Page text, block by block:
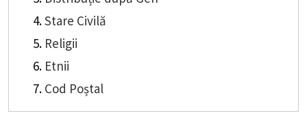
Stare Civilă
Religii
Etnii
Cod Poștal